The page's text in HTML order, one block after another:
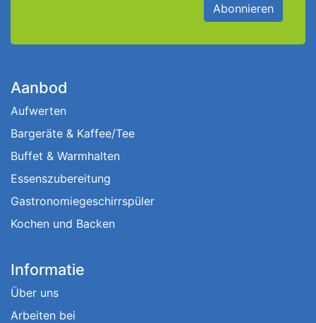
Abonnieren
Aanbod
Aufwerten
Bargeräte & Kaffee/Tee
Buffet & Warmhalten
Essenszubereitung
Gastronomiegeschirrspüler
Kochen und Backen
Informatie
Über uns
Arbeiten bei